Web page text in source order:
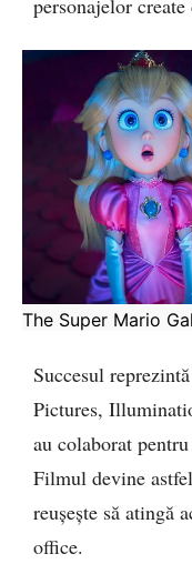
The Super Mario
Succesul
Pictures,
au colaborat
Filmul devine
reușește să atingă
office.